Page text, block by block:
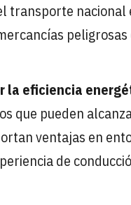
transporte
peligrosas
la eficiencia
que pueden
ventajas en
de